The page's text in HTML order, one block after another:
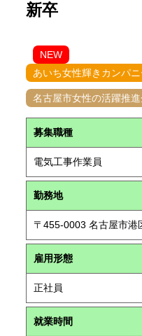
新卒
NEW
あいち女性輝きカンパニ
名古屋市女性の活躍推
募集職種
電気工事作業員
勤務地
〒455-0003 名古屋市港
雇用形態
正社員
就業時間